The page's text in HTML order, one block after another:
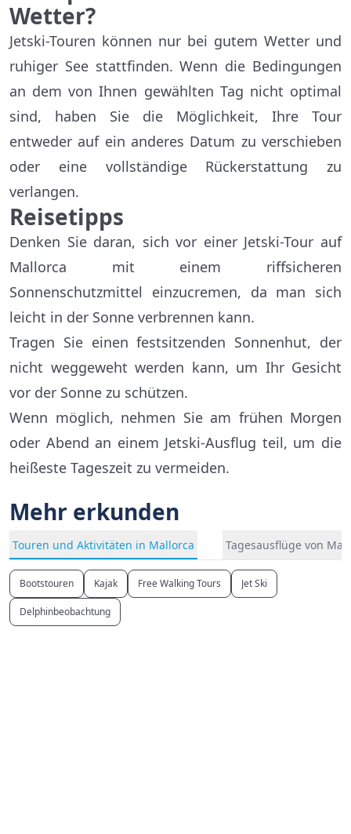
Wetter?
Jetski-Touren können nur bei gutem Wetter und
ruhiger See stattfinden. Wenn die Bedingungen
an dem von Ihnen gewählten Tag nicht optimal
sind, haben Sie die Möglichkeit, Ihre Tour
entweder auf ein anderes Datum zu verschieben
oder eine vollständige Rückerstattung zu
verlangen.
Reisetipps
Denken Sie daran, sich vor einer Jetski-Tour auf
Mallorca mit einem riffsicheren
Sonnenschutzmittel einzucremen, da man sich
leicht in der Sonne verbrennen kann.
Tragen Sie einen festsitzenden Sonnenhut, der
nicht weggeweht werden kann, um Ihr Gesicht
vor der Sonne zu schützen.
Wenn möglich, nehmen Sie am frühen Morgen
oder Abend an einem Jetski-Ausflug teil, um die
heißeste Tageszeit zu vermeiden.
Mehr erkunden
Touren und Aktivitäten in Mallorca Tagesausflüge von
Bootstouren Kajak Free Walking Tours Jet Ski
Delphinbeobachtung